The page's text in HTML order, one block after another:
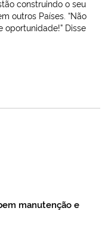
construindo o seu
outros Países. “Não
Disse
manutenção e